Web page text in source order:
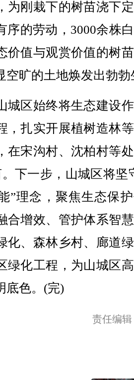
为刚栽下的树苗浇下
序的劳动，3000余株
价值与观赏价值的树
空旷的土地焕发出勃勃
区始终将生态建设
，扎实开展植树造林
在宋沟村、沈柏村等
下一步，山城区将坚
”理念，聚焦生态保
合增效、管护体系智
化、森林乡村、廊道
绿化工程，为山城区
底色。(完)
责任编